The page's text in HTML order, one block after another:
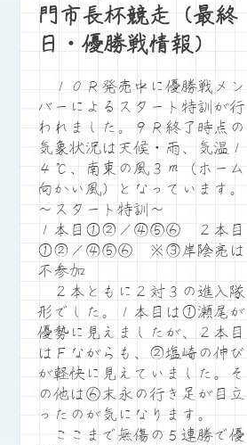
門市長杯競走（最終
日・優勝戦情報）
１０Ｒ発売中に優勝戦メン
バーによるスタート特訓が行
われました。９Ｒ終了時点の
気象状況は天候・雨、気温１
４℃、南東の風３ｍ（ホーム
向かい風）となっています。
～スタート特訓～
１本目①②／④⑤⑥ ２本目
①②／④⑤⑥ ※③岸陰亮は
不参加
２本ともに２対３の進入隊
形でした。１本目は①瀬尾が
優勢に見えましたが、２本目
はＦながらも、②塩崎の伸び
が軽快に見えていました。そ
の他は⑥末永の行き足が目立
ったのが気になります。
ここまで無傷の５連勝で優